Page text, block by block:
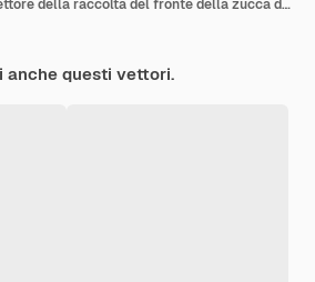
Illustrazione di vettore della raccolta del fronte della zucca di Halloween
anche questi vettori.